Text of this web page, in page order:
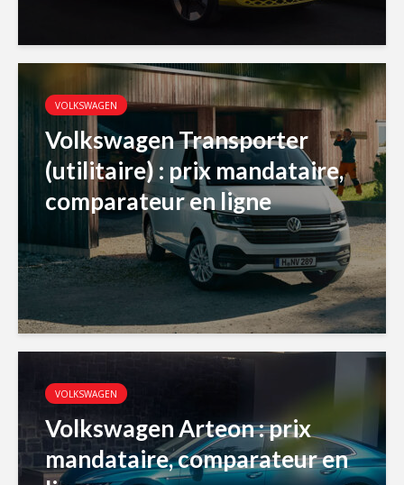
VOLKSWAGEN
Volkswagen Transporter
(utilitaire) : prix mandataire,
comparateur en ligne
VOLKSWAGEN
Volkswagen Arteon : prix
mandataire, comparateur en